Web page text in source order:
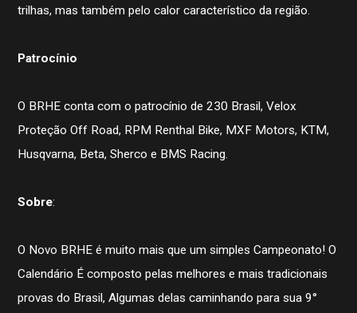
Assessor de Imprensa
Apresentação
Licença CBM 2026
Filiação CBM Piloto Estrangeiro 2026
Federações
trilhas, mas também pelo calor característico da região.
Patrocínio
O BRHE conta com o patrocínio de 230 Brasil, Velox
Proteção Off Road, RPM Renthal Bike, MXF Motors, KTM,
Husqvarna, Beta, Sherco e BMS Racing.
Sobre:
O Novo BRHE é muito mais que um simples Campeonato! O
Calendário É composto pelas melhores e mais tradicionais
provas do Brasil, Algumas delas caminhando para sua 9°